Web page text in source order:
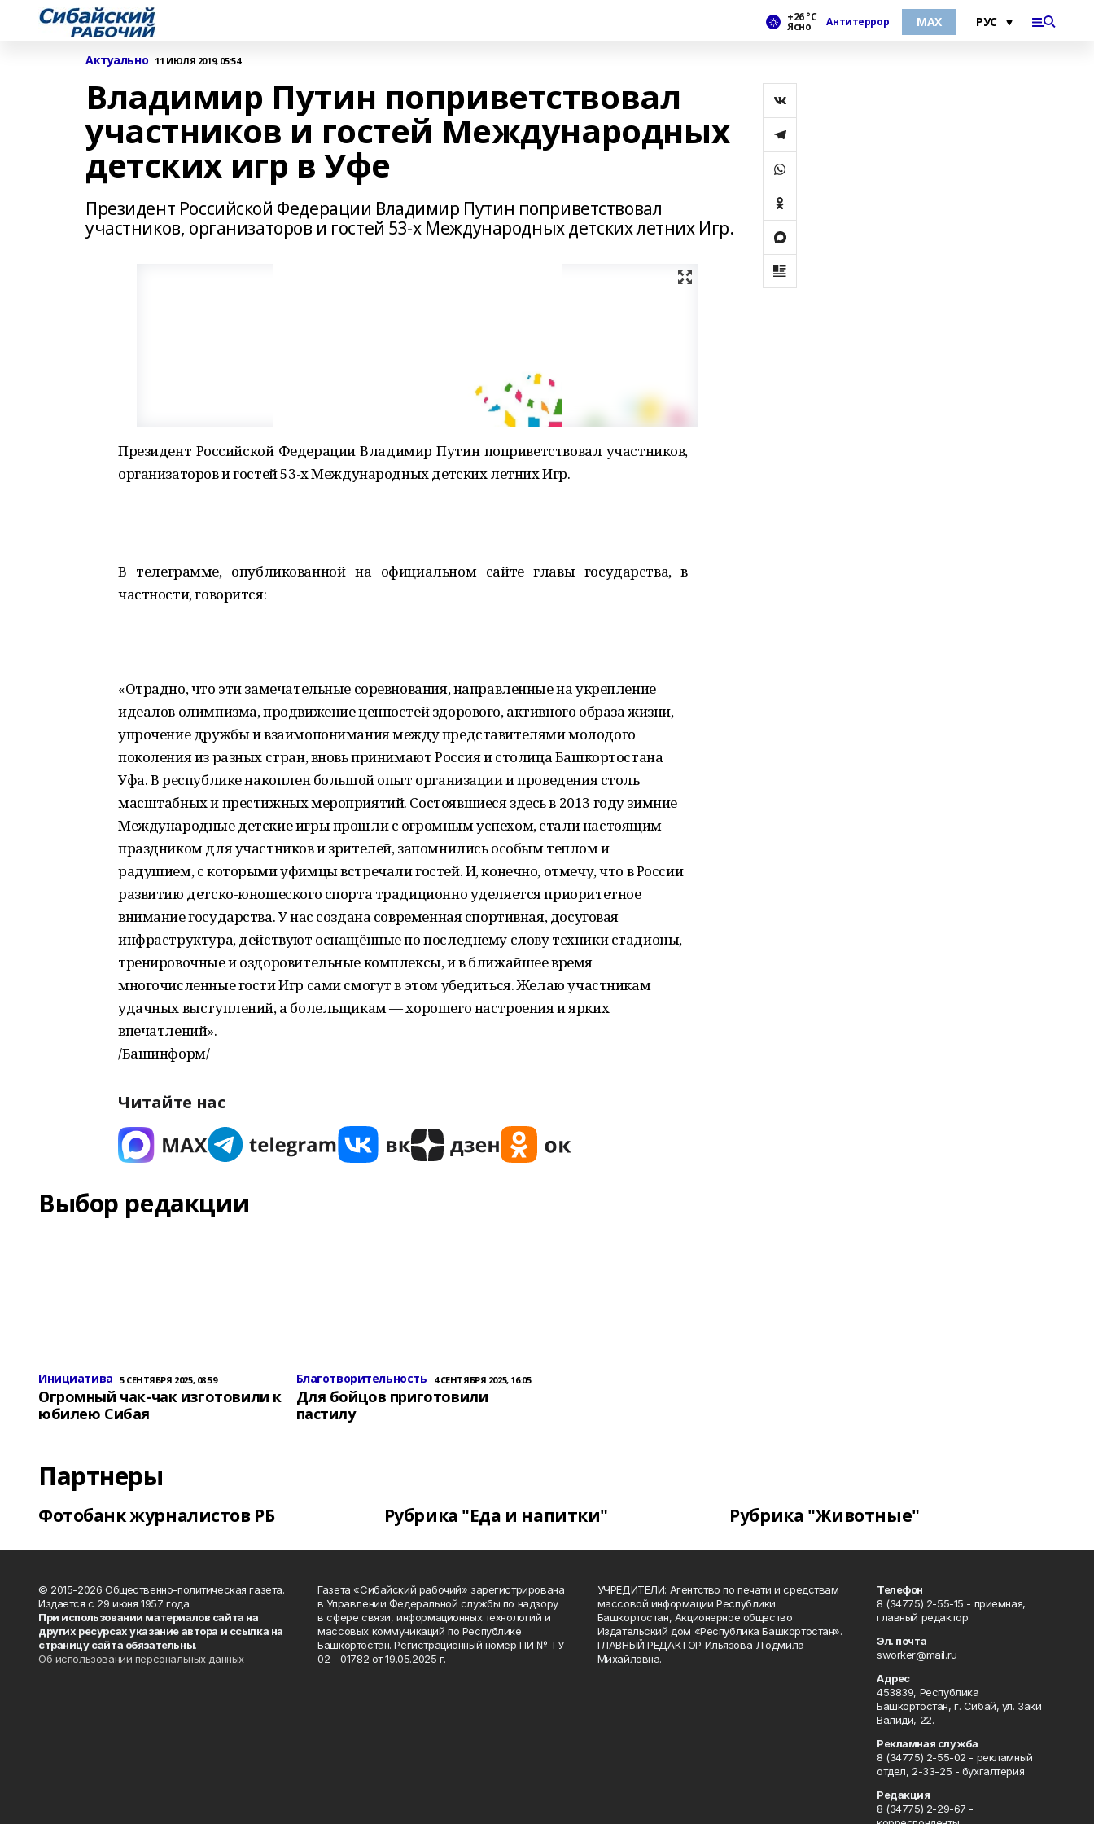
+26 °С
Ясно Антитеррор МАХ
Актуально 11 ИЮЛЯ 2019, 05:54
Владимир Путин поприветствовал
участников и гостей Международных
детских игр в Уфе
Президент Российской Федерации Владимир Путин поприветствовал
участников, организаторов и гостей 53-х Международных детских летних Игр.
Президент Российской Федерации Владимир Путин поприветствовал участников,
организаторов и гостей 53-х Международных детских летних Игр.
В телеграмме, опубликованной на официальном сайте главы государства, в
частности, говорится:
«Отрадно, что эти замечательные соревнования, направленные на укрепление
идеалов олимпизма, продвижение ценностей здорового, активного образа жизни,
упрочение дружбы и взаимопонимания между представителями молодого
поколения из разных стран, вновь принимают Россия и столица Башкортостана
Уфа. В республике накоплен большой опыт организации и проведения столь
масштабных и престижных мероприятий. Состоявшиеся здесь в 2013 году зимние
Международные детские игры прошли с огромным успехом, стали настоящим
праздником для участников и зрителей, запомнились особым теплом и
радушием, с которыми уфимцы встречали гостей. И, конечно, отмечу, что в России
развитию детско-юношеского спорта традиционно уделяется приоритетное
внимание государства. У нас создана современная спортивная, досуговая
инфраструктура, действуют оснащённые по последнему слову техники стадионы,
тренировочные и оздоровительные комплексы, и в ближайшее время
многочисленные гости Игр сами смогут в этом убедиться. Желаю участникам
удачных выступлений, а болельщикам — хорошего настроения и ярких
впечатлений».
/Башинформ/
Читайте нас
Выбор редакции
Инициатива 5 СЕНТЯБРЯ 2025, 08:59
Огромный чак-чак изготовили к
юбилею Сибая
Благотворительность 4 СЕНТЯБРЯ 2025, 16:05
Для бойцов приготовили
пастилу
Партнеры
Фотобанк журналистов РБ Рубрика "Еда и напитки" Рубрика "Животные"
© 2015-2026 Общественно-политическая газета.
Издается с 29 июня 1957 года.
При использовании материалов сайта на
других ресурсах указание автора и ссылка на
страницу сайта обязательны.
Об использовании персональных данных
Газета «Сибайский рабочий» зарегистрирована
в Управлении Федеральной службы по надзору
в сфере связи, информационных технологий и
массовых коммуникаций по Республике
Башкортостан. Регистрационный номер ПИ № ТУ
02 - 01782 от 19.05.2025 г.
УЧРЕДИТЕЛИ: Агентство по печати и средствам
массовой информации Республики
Башкортостан, Акционерное общество
Издательский дом «Республика Башкортостан».
ГЛАВНЫЙ РЕДАКТОР Ильязова Людмила
Михайловна.
Телефон
8 (34775) 2-55-15 - приемная,
главный редактор
Эл. почта
sworker@mail.ru
Адрес
453839, Республика
Башкортостан, г. Сибай, ул. Заки
Валиди, 22.
Рекламная служба
8 (34775) 2-55-02 - рекламный
отдел, 2-33-25 - бухгалтерия
Редакция
8 (34775) 2-29-67 -